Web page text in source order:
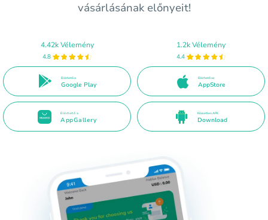
vásárlásának előnyeit!
4.42k Vélemény
4.8
Elérhető a
Google Play
1.2k Vélemény
4.4
Elérhető az
AppStore
Elérhető a
AppGallery
Közvetlen APK
Download